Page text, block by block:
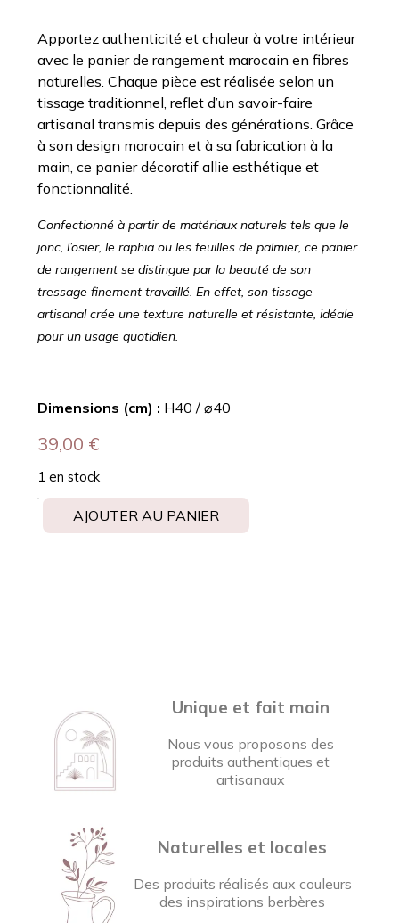
Apportez authenticité et chaleur à votre intérieur
avec le panier de rangement marocain en fibres
naturelles. Chaque pièce est réalisée selon un
tissage traditionnel, reflet d’un savoir-faire
artisanal transmis depuis des générations. Grâce
à son design marocain et à sa fabrication à la
main, ce panier décoratif allie esthétique et
fonctionnalité.
Confectionné à partir de matériaux naturels tels que le
jonc, l’osier, le raphia ou les feuilles de palmier, ce panier
de rangement se distingue par la beauté de son
tressage finement travaillé. En effet, son tissage
artisanal crée une texture naturelle et résistante, idéale
pour un usage quotidien.
Dimensions (cm) : H40 / ⌀40
39,00 €
1 en stock
AJOUTER AU PANIER
Unique et fait main
Nous vous proposons des
produits authentiques et
artisanaux
Naturelles et locales
Des produits réalisés aux couleurs
des inspirations berbères